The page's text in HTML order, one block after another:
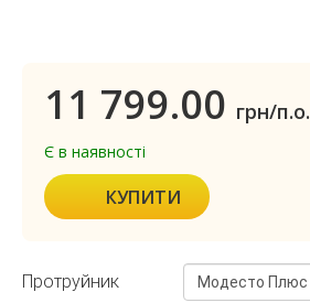
11 799.00 грн/п.о.
Є в наявності
КУПИТИ
Протруйник Модесто Плюс